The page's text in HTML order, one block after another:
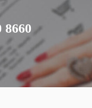
8660